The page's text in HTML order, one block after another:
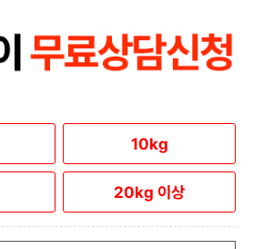
10kg
20kg 이상